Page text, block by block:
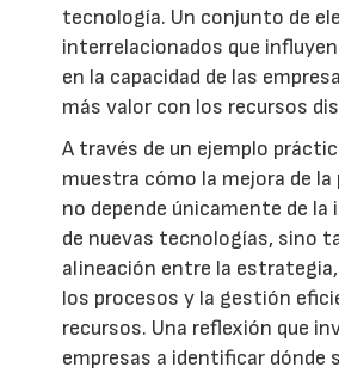
tecnología. Un conjunto de
interrelacionados que
en la capacidad de las
más valor con los recursos
A través de un ejemplo
muestra cómo la mejora de
no depende únicamente de la
de nuevas tecnologías, sino
alineación entre la
los procesos y la gestión
recursos. Una reflexión que
empresas a identificar dónde